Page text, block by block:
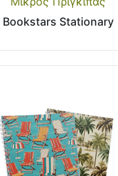
Bookstars Stationary